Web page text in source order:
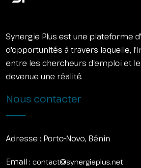
Synergie Plus est une plateforme
d'opportunités à travers laquelle,
entre les chercheurs d'emploi et
devenue une réalité.
Nous contacter
Adresse : Porto-Novo, Bénin
Email : contact@synergieplus.net